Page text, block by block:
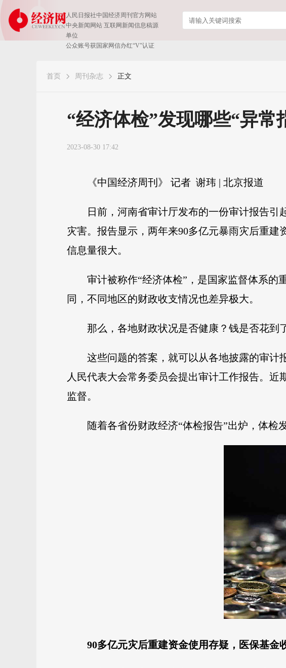
人民日报社中国经济周刊官方网站
中央新闻网站 互联网新闻信息稿源
单位
公众账号获国家网信办红“V”认证
首页 周刊杂志 正文
“经济体检”发现哪些“异常
2023-08-30 17:42
《中国经济周刊》 记者 谢玮 | 北京报道
日前，河南省审计厅发布的一份审计报告引
灾害。报告显示，两年来90多亿元暴雨灾后重
信息量很大。
审计被称作“经济体检”，是国家监督体系的
同，不同地区的财政收支情况也差异极大。
那么，各地财政状况是否健康？钱是否花到
这些问题的答案，就可以从各地披露的审计
人民代表大会常务委员会提出审计工作报告。近
监督。
随着各省份财政经济“体检报告”出炉，体检
90多亿元灾后重建资金使用存疑，医保基